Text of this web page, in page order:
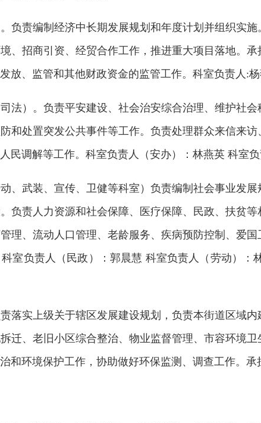
负责编制经济中长期发展规划和年度计划并组织实
、招商引资、经贸合作工作，推进重大项目落地。
放、监管和其他财政资金的监管工作。科室负责人:
法）。负责平安建设、社会治安综合治理、维护社
和处置突发公共事件等工作。负责处理群众来信来
民调解等工作。科室负责人（安办）：林燕英 科室
、武装、宣传、卫健等科室）负责编制社会事业发
负责人力资源和社会保障、医疗保障、民政、扶贫等
理、流动人口管理、老龄服务、疾病预防控制、爱
室负责人（民政）：郭晨慧 科室负责人（劳动）：
落实上级关于辖区发展建设规划，负责本街道区域
迁、老旧小区综合整治、物业监督管理、市容环境
和环境保护工作，协助做好环保监测、调查工作。